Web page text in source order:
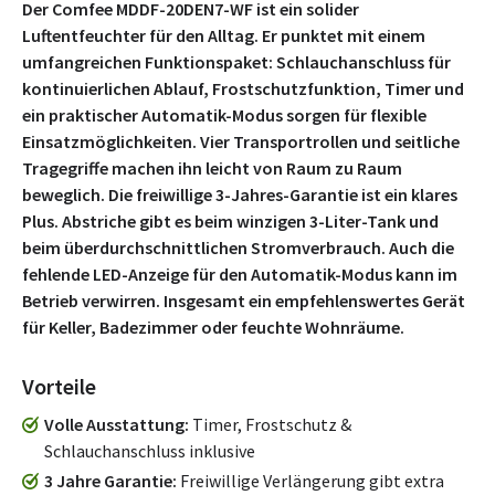
Der Comfee MDDF-20DEN7-WF ist ein solider
Luftentfeuchter für den Alltag. Er punktet mit einem
umfangreichen Funktionspaket: Schlauchanschluss für
kontinuierlichen Ablauf, Frostschutzfunktion, Timer und
ein praktischer Automatik-Modus sorgen für flexible
Einsatzmöglichkeiten. Vier Transportrollen und seitliche
Tragegriffe machen ihn leicht von Raum zu Raum
beweglich. Die freiwillige 3-Jahres-Garantie ist ein klares
Plus. Abstriche gibt es beim winzigen 3-Liter-Tank und
beim überdurchschnittlichen Stromverbrauch. Auch die
fehlende LED-Anzeige für den Automatik-Modus kann im
Betrieb verwirren. Insgesamt ein empfehlenswertes Gerät
für Keller, Badezimmer oder feuchte Wohnräume.
Vorteile
Volle Ausstattung Timer, Frostschutz &
Schlauchanschluss inklusive
3 Jahre Garantie Freiwillige Verlängerung gibt extra